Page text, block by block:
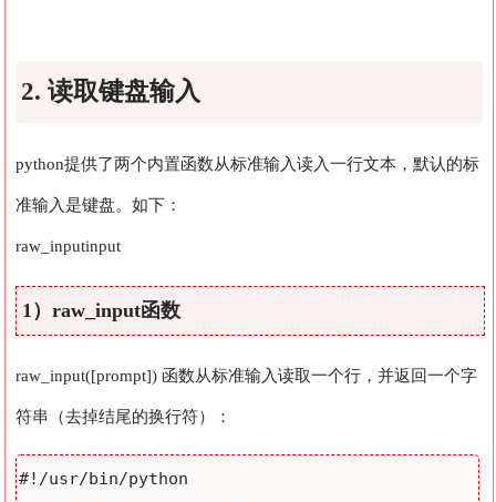
2. 读取键盘输入
python提供了两个内置函数从标准输入读入一行文本，默认的标
准输入是键盘。如下：
raw_inputinput
1）raw_input函数
raw_input([prompt]) 函数从标准输入读取一个行，并返回一个字
符串（去掉结尾的换行符）：
#!/usr/bin/python